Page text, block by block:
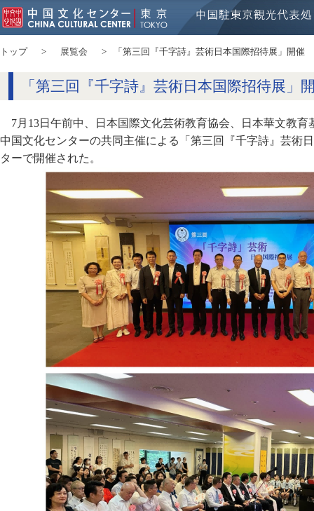
トップ 展覧会 「第三回『千字詩』芸術日本国際招待展」開催
「第三回『千字詩』芸術日本国際招待展」
7月13日午前中、日本国際文化芸術教育協会、日本華文教
中国文化センターの共同主催による「第三回『千字詩』芸術
ターで開催された。